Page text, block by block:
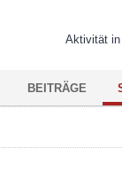
Aktivität
BEITRÄGE